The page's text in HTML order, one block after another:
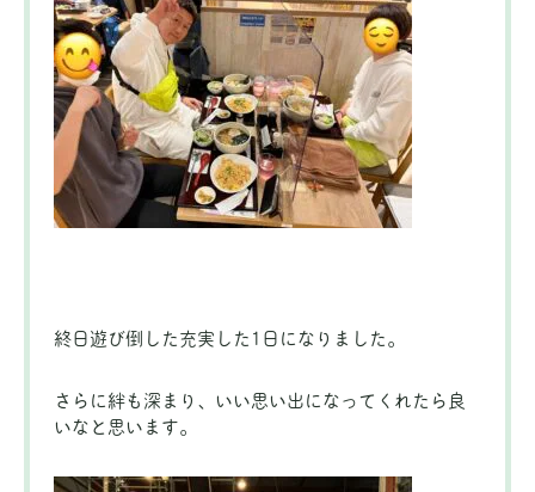
終日遊び倒した充実した1日になりました。
さらに絆も深まり、いい思い出になってくれたら良
いなと思います。